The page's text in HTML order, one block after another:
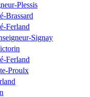
Plessis
Brassard
Ferland
Signay
Ferland
Proulx